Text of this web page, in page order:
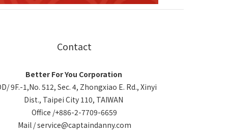
Contact
Better For You Corporation
9F.-1,No. 512, Sec. 4, Zhongxiao E. Rd., Xinyi
Dist., Taipei City 110, TAIWAN
Office /+886-2-7709-6659
Mail / service@captaindanny.com